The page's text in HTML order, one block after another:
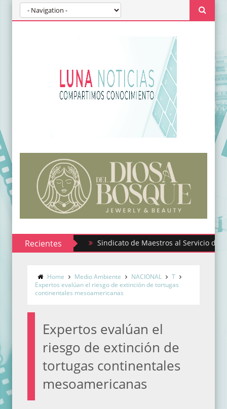
RecientesSindicato de Maestros al Servicio del Estado
Emiten convocatoria para ser parte del Comité
Home Medio Ambiente NACIONAL
T
Expertos evalúan el riesgo de extinción de tortugas
continentales mesoamericanas
Expertos evalúan el
riesgo de extinción de
tortugas continentales
mesoamericanas